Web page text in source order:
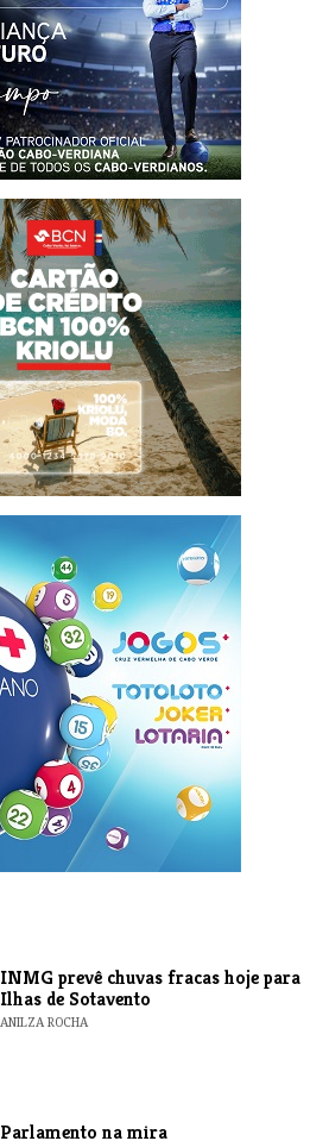
INMG prevê chuvas fracas hoje para
Ilhas de Sotavento
ANILZA ROCHA
Parlamento na mira